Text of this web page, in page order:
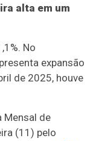
alta em um
No
expansão
de 2025, houve
Mensal de
(11) pelo